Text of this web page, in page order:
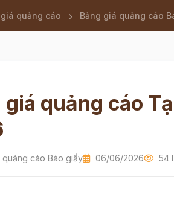
quảng cáo Bảng giá quảng cáo
giá quảng cáo
quảng cáo Báo giấy 06/06/2026 54